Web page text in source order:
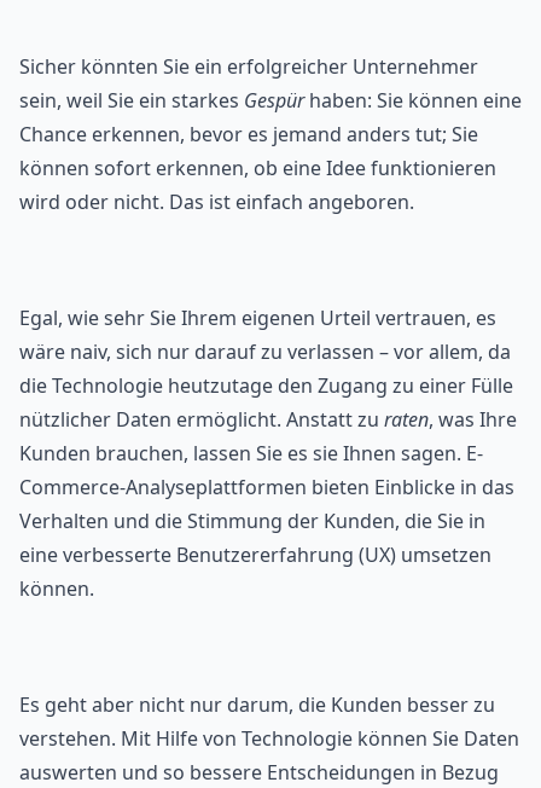
Sicher könnten Sie ein erfolgreicher Unternehmer
sein, weil Sie ein starkes Gespürhaben: Sie können eine
Chance erkennen, bevor es jemand anders tut; Sie
können sofort erkennen, ob eine Idee funktionieren
wird oder nicht. Das ist einfach angeboren.
Egal, wie sehr Sie Ihrem eigenen Urteil vertrauen, es
wäre naiv, sich nur darauf zu verlassen – vor allem, da
die Technologie heutzutage den Zugang zu einer Fülle
nützlicher Daten ermöglicht. Anstatt zu raten, was Ihre
Kunden brauchen, lassen Sie es sie Ihnen sagen. E-
Commerce-Analyseplattformen bieten Einblicke in das
Verhalten und die Stimmung der Kunden, die Sie in
eine verbesserte Benutzererfahrung (UX) umsetzen
können.
Es geht aber nicht nur darum, die Kunden besser zu
verstehen. Mit Hilfe von Technologie können Sie Daten
auswerten und so bessere Entscheidungen in Bezug